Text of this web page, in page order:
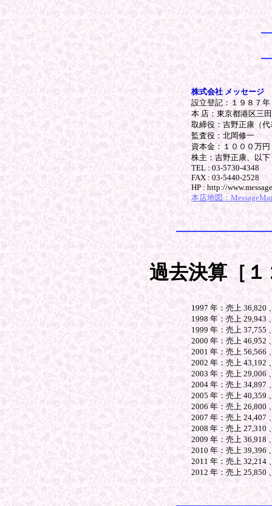
株式会社 メッセージ
設立登記：１９８７
本 店：東京都港区三
取締役：吉野正康（
監査役：北岡修一
資本金：１０００万円
株主：吉野正康、以下
TEL : 03-5730-4348
FAX : 03-5440-2528
HP : http://
本店地図：
過去決算［１
1997 年：売上 36,820
1998 年：売上 29,943
1999 年：売上 37,755
2000 年：売上 46,952
2001 年：売上 56,566
2002 年：売上 43,192
2003 年：売上 29,006
2004 年：売上 34,897
2005 年：売上 40,359
2006 年：売上 26,800
2007 年：売上 24,407
2008 年：売上 27,310
2009 年：売上 36,918
2010 年：売上 39,396
2011 年：売上 32,214
2012 年：売上